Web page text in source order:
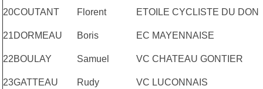
20COUTANT Florent ETOILE CYCLISTE DU DON
21DORMEAU Boris EC MAYENNAISE
22BOULAY Samuel VC CHATEAU GONTIER
23GATTEAU Rudy VC LUCONNAIS